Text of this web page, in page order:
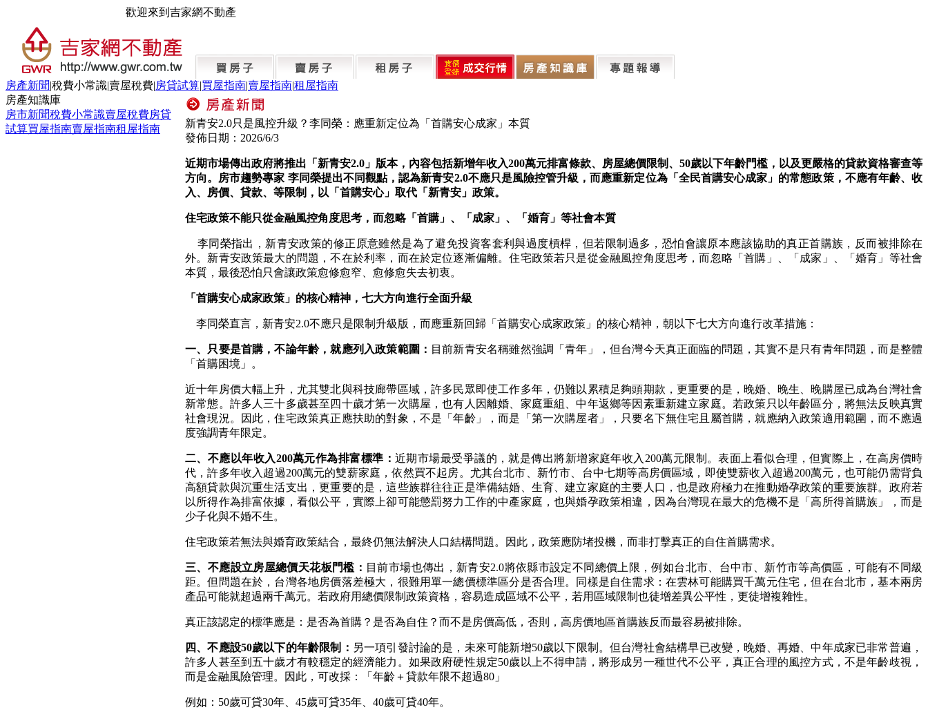
歡迎來到吉家網不動產
房產新聞|稅費小常識|賣屋稅費|房貸試算|買屋指南|賣屋指南|租屋指南
房產知識庫
房市新聞稅費小常識賣屋稅費房貸
試算買屋指南賣屋指南租屋指南
新青安2.0只是風控升級？李同榮：應重新定位為「首購安心成家」本質
發佈日期： 2026/6/3
近期市場傳出政府將推出「新青安2.0 」版本，內容包括新增年收入200萬元排富條款、房屋總價限制、 50歲以下年齡門檻，以及更嚴格的貸款資格審查等
方向。房市趨勢專家 李同榮提出不同觀點，認為新青安2.0不應只是風險控管升級，而應重新定位為「全民首購安心成家」的常態政策，不應有年齡、收
入、房價、貸款、等限制，以「首購安心」取代「新青安」政策。
住宅政策不能只從金融風控角度思考，而忽略「首購」、「成家」、「婚育」等社會本質
李同榮指出，新青安政策的修正原意雖然是為了避免投資客套利與過度槓桿，但若限制過多，恐怕會讓原本應該協助的真正首購族，反而被排除在
外。新青安政策最大的問題，不在於利率，而在於定位逐漸偏離。住宅政策若只是從金融風控角度思考，而忽略「首購」、「成家」、「婚育」等社會
本質，最後恐怕只會讓政策愈修愈窄、愈修愈失去初衷。
「首購安心成家政策」的核心精神，七大方向進行全面升級
李同榮直言，新青安2.0不應只是限制升級版，而應重新回歸「首購安心成家政策」的核心精神，朝以下七大方向進行改革措施：
一、只要是首購，不論年齡，就應列入政策範圍： 目前新青安名稱雖然強調「青年」，但台灣今天真正面臨的問題，其實不是只有青年問題，而是整體
「首購困境」。
近十年房價大幅上升，尤其雙北與科技廊帶區域，許多民眾即使工作多年，仍難以累積足夠頭期款，更重要的是，晚婚、晚生、晚購屋已成為台灣社會
新常態。許多人三十多歲甚至四十歲才第一次購屋，也有人因離婚、家庭重組、中年返鄉等因素重新建立家庭。若政策只以年齡區分，將無法反映真實
社會現況。因此，住宅政策真正應扶助的對象，不是「年齡」，而是「第一次購屋者」，只要名下無住宅且屬首購，就應納入政策適用範圍，而不應過
度強調青年限定。
二、不應以年收入200萬元作為排富標準：近期市場最受爭議的，就是傳出將新增家庭年收入 200萬元限制。表面上看似合理，但實際上，在高房價時
代，許多年收入超過200萬元的雙薪家庭，依然買不起房。尤其台北市、新竹市、台中七期等高房價區域，即使雙薪收入超過200萬元，也可能仍需背負
高額貸款與沉重生活支出，更重要的是，這些族群往往正是準備結婚、生育、建立家庭的主要人口，也是政府極力在推動婚孕政策的重要族群。政府若
以所得作為排富依據，看似公平，實際上卻可能懲罰努力工作的中產家庭，也與婚孕政策相違，因為台灣現在最大的危機不是「高所得首購族」，而是
少子化與不婚不生。
住宅政策若無法與婚育政策結合，最終仍無法解決人口結構問題。因此，政策應防堵投機，而非打擊真正的自住首購需求。
三、不應設立房屋總價天花板門檻： 目前市場也傳出，新青安2.0將依縣市設定不同總價上限，例如台北市、台中市、新竹市等高價區，可能有不同級
距。但問題在於，台灣各地房價落差極大，很難用單一總價標準區分是否合理。同樣是自住需求：在雲林可能購買千萬元住宅，但在台北市，基本兩房
產品可能就超過兩千萬元。若政府用總價限制政策資格，容易造成區域不公平，若用區域限制也徒增差異公平性，更徒增複雜性。
真正該認定的標準應是：是否為首購？是否為自住？而不是房價高低，否則，高房價地區首購族反而最容易被排除。
四、不應設50歲以下的年齡限制： 另一項引發討論的是，未來可能新增50歲以下限制。但台灣社會結構早已改變，晚婚、再婚、中年成家已非常普遍，
許多人甚至到五十歲才有較穩定的經濟能力。如果政府硬性規定50歲以上不得申請，將形成另一種世代不公平，真正合理的風控方式，不是年齡歧視，
而是金融風險管理。因此，可改採：「年齡＋貸款年限不超過80 」
例如： 50歲可貸30年、 45歲可貸35年、 40歲可貸40年。